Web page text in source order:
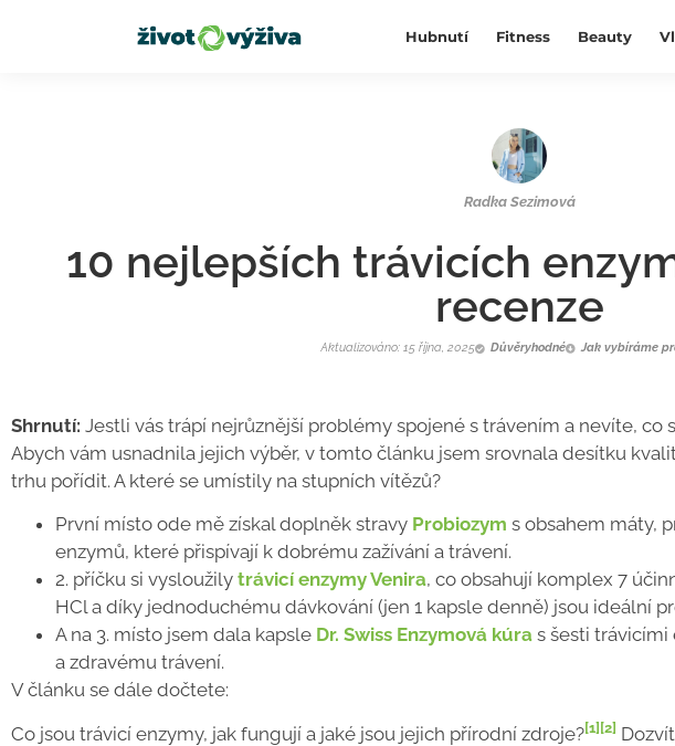
Hubnutí Fitness Beauty
Radka Sezimová
10 nejlepších trávicích
recenze
Aktualizováno: 15 října, 2025 Důvěryhodné Jak vybíráme
Shrnutí: Jestli vás trápí nejrůznější problémy spojené s trávením a nevíte, co
Abych vám usnadnila jejich výběr, v tomto článku jsem srovnala desítku
trhu pořídit. A které se umístily na stupních vítězů?
První místo ode mě získal doplněk stravy Probiozym s obsahem máty,
enzymů, které přispívají k dobrému zažívání a trávení.
2. příčku si vysloužily trávicí enzymy Venira, co obsahují komplex 7
HCl a díky jednoduchému dávkování (jen 1 kapsle denně) jsou ideální
A na 3. místo jsem dala kapsle Dr. Swiss Enzymová kúra s šesti
a zdravému trávení.
V článku se dále dočtete:
Co jsou trávicí enzymy, jak fungují a jaké jsou jejich přírodní zdroje?[1] [2]